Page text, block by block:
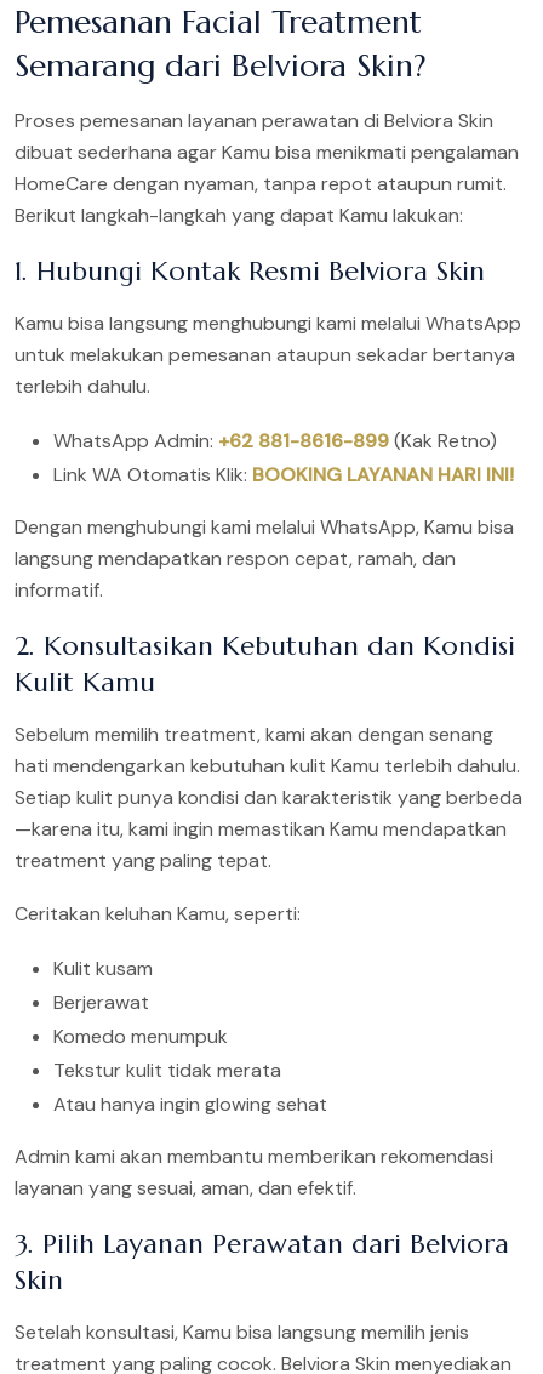
Pemesanan Facial Treatment
Semarang dari Belviora Skin?
Proses pemesanan layanan perawatan di Belviora Skin
dibuat sederhana agar Kamu bisa menikmati pengalaman
HomeCare dengan nyaman, tanpa repot ataupun rumit.
Berikut langkah-langkah yang dapat Kamu lakukan:
1. Hubungi Kontak Resmi Belviora Skin
Kamu bisa langsung menghubungi kami melalui WhatsApp
untuk melakukan pemesanan ataupun sekadar bertanya
terlebih dahulu.
WhatsApp Admin: +62 881-8616-899(Kak Retno)
Link WA Otomatis Klik: BOOKING LAYANAN HARI INI!
Dengan menghubungi kami melalui WhatsApp, Kamu bisa
langsung mendapatkan respon cepat, ramah, dan
informatif.
2. Konsultasikan Kebutuhan dan Kondisi
Kulit Kamu
Sebelum memilih treatment, kami akan dengan senang
hati mendengarkan kebutuhan kulit Kamu terlebih dahulu.
Setiap kulit punya kondisi dan karakteristik yang berbeda
—karena itu, kami ingin memastikan Kamu mendapatkan
treatment yang paling tepat.
Ceritakan keluhan Kamu, seperti:
Kulit kusam
Berjerawat
Komedo menumpuk
Tekstur kulit tidak merata
Atau hanya ingin glowing sehat
Admin kami akan membantu memberikan rekomendasi
layanan yang sesuai, aman, dan efektif.
3. Pilih Layanan Perawatan dari Belviora
Skin
Setelah konsultasi, Kamu bisa langsung memilih jenis
treatment yang paling cocok. Belviora Skin menyediakan